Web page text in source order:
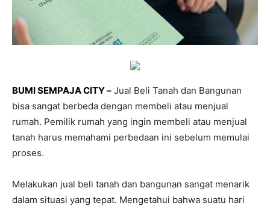
BUMI SEMPAJA CITY – Jual Beli Tanah dan Bangunan
bisa sangat berbeda dengan membeli atau menjual
rumah. Pemilik rumah yang ingin membeli atau menjual
tanah harus memahami perbedaan ini sebelum memulai
proses.
Melakukan jual beli tanah dan bangunan sangat menarik
dalam situasi yang tepat. Mengetahui bahwa suatu hari